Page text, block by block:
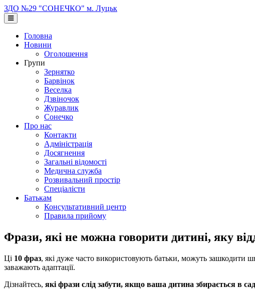
Перейти
до
основного
вмісту
ЗДО №29 "СОНЕЧКО" м. Луцьк
Головна
Новини
Оголошення
Групи
Зернятко
Барвінок
Веселка
Дзвіночок
Журавлик
Сонечко
Про нас
Контакти
Адміністрація
Досягнення
Загальні відомості
Медична служба
Розвивальний простір
Спеціалісти
Батькам
Консультативний центр
Правила прийому
Фрази, які не можна говорити дитині, яку
Ці 10 фраз, які дуже часто використовують батьки, можуть зашкодити
заважають адаптації.
Дізнайтесь, які фрази слід забути, якщо ваша дитина збирається в